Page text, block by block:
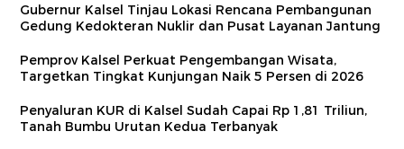
Gubernur Kalsel Tinjau Lokasi Rencana Pembangunan
Gedung Kedokteran Nuklir dan Pusat Layanan Jantung
Pemprov Kalsel Perkuat Pengembangan Wisata,
Targetkan Tingkat Kunjungan Naik 5 Persen di 2026
Penyaluran KUR di Kalsel Sudah Capai Rp 1,81 Triliun,
Tanah Bumbu Urutan Kedua Terbanyak